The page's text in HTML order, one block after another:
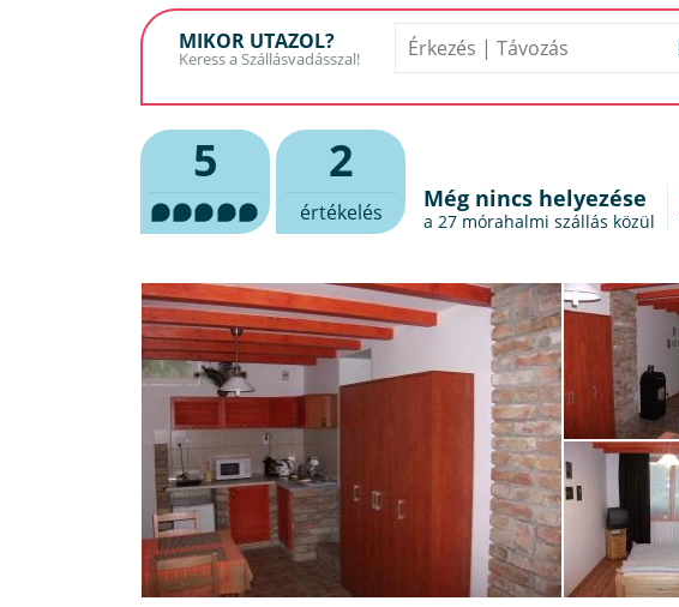
MIKOR UTAZOL?
5 2
értékelés Még nincs helyezése
a 27 mórahalmi szállás közül